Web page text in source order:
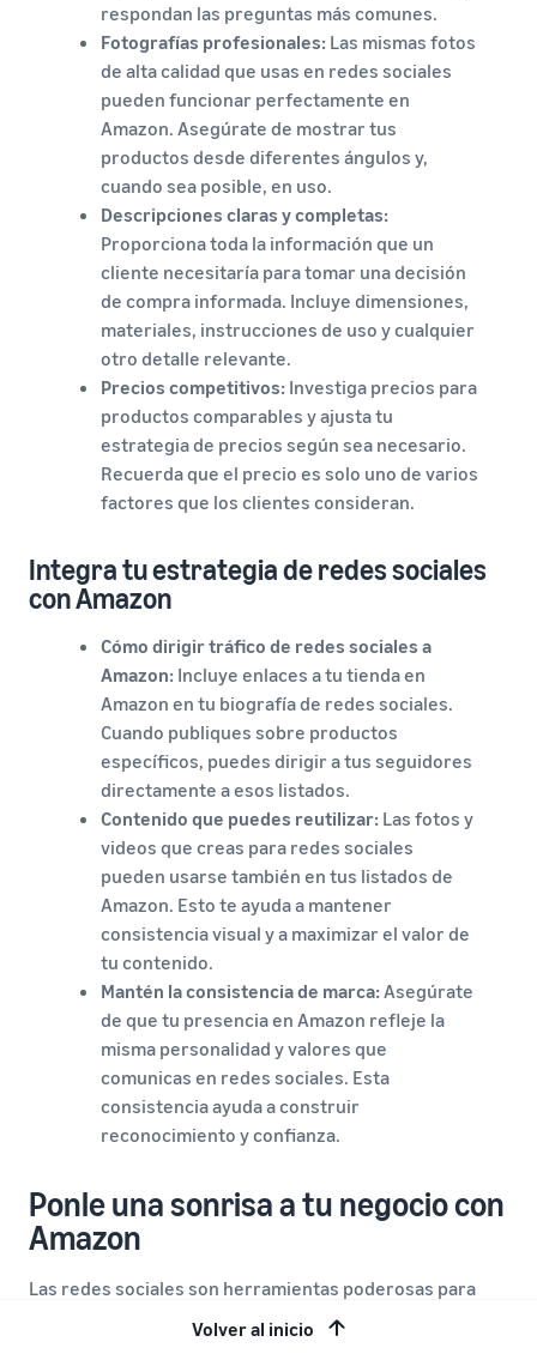
respondan las preguntas más comunes.
Fotografías profesionales: Las mismas fotos
de alta calidad que usas en redes sociales
pueden funcionar perfectamente en
Amazon. Asegúrate de mostrar tus
productos desde diferentes ángulos y,
cuando sea posible, en uso.
Descripciones claras y completas:
Proporciona toda la información que un
cliente necesitaría para tomar una decisión
de compra informada. Incluye dimensiones,
materiales, instrucciones de uso y cualquier
otro detalle relevante.
Precios competitivos: Investiga precios para
productos comparables y ajusta tu
estrategia de precios según sea necesario.
Recuerda que el precio es solo uno de varios
factores que los clientes consideran.
Integra tu estrategia de redes sociales
con Amazon
Cómo dirigir tráfico de redes sociales a
Amazon: Incluye enlaces a tu tienda en
Amazon en tu biografía de redes sociales.
Cuando publiques sobre productos
específicos, puedes dirigir a tus seguidores
directamente a esos listados.
Contenido que puedes reutilizar: Las fotos y
videos que creas para redes sociales
pueden usarse también en tus listados de
Amazon. Esto te ayuda a mantener
consistencia visual y a maximizar el valor de
tu contenido.
Mantén la consistencia de marca:Asegúrate
de que tu presencia en Amazon refleje la
misma personalidad y valores que
comunicas en redes sociales. Esta
consistencia ayuda a construir
reconocimiento y confianza.
Ponle una sonrisa a tu negocio con
Amazon
Las redes sociales son herramientas poderosas para
crear comunidad, generar interés y conectar con tus
Volver al inicio